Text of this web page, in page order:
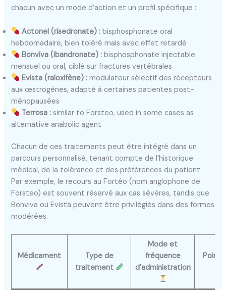
chacun avec un mode d’action et un profil spécifique :
Actonel (risedronate) : bisphosphonate oral
hebdomadaire, bien toléré mais avec effet retardé
Bonviva (ibandronate) : bisphosphonate injectable
mensuel ou oral, ciblé sur fractures vertébrales
Evista (raloxifène) : modulateur sélectif des récepteurs
aux œstrogènes, adapté à certaines patientes post-
ménopausées
Terrosa : similar to Forsteo, used in some cases as
alternative anabolic agent
Chacun de ces traitements peut être intégré dans un
parcours personnalisé, tenant compte de l’historique
médical, de la tolérance et des préférences du patient.
Par exemple, le recours au Fortéo (nom anglophone de
Forsteo) est souvent réservé aux cas sévères, tandis que
Bonviva ou Evista peuvent être privilégiés dans des formes
modérées.
Médicament
Type de
traitement
Mode et
fréquence
d’administration